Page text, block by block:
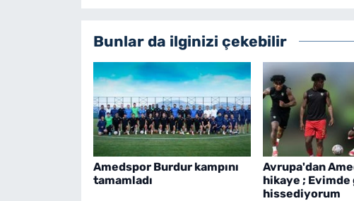
Bunlar da ilginizi çekebilir
Amedspor Burdur kampını
tamamladı
Avrupa'dan
hikaye ; Evimde
hissediyorum